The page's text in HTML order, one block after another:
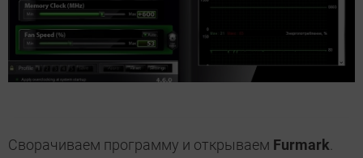
Сворачиваем программу и открываем Furmark